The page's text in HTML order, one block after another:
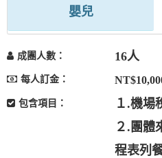
嬰兒
成團人數： 16人
每人訂金：
包含項目：
１.機場
２.團體
程表列